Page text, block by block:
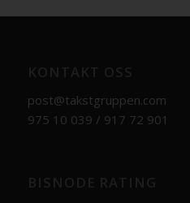
post@takstgruppen.com
975 10 039 / 917 72 901